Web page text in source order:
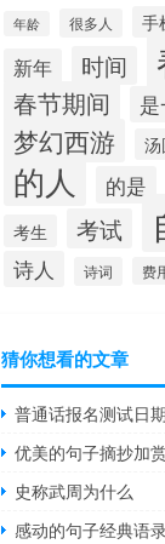
年龄 很多人 手
新年 时间
春节期间
梦幻西游 汤
的人 的是
考生
考试
诗人 诗词 费
猜你想看的文章
普通话报名测试日
优美的句子摘抄加
史称武周为什么
感动的句子经典语